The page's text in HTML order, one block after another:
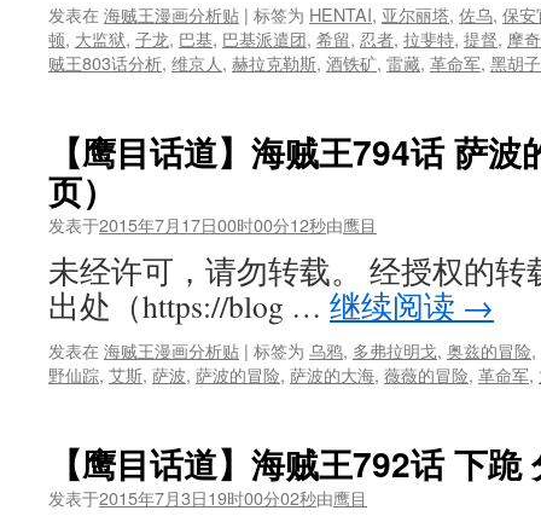
发表在 海贼王漫画分析贴 | 标签为 HENTAI, 亚尔丽塔, 佐乌, 保安
顿, 大监狱, 子龙, 巴基, 巴基派遣团, 希留, 忍者, 拉斐特, 提督, 摩奇
贼王803话分析, 维京人, 赫拉克勒斯, 酒铁矿, 雷藏, 革命军, 黑胡子
【鹰目话道】海贼王794话 萨
页）
发表于2015年7月17日00时00分12秒由鹰目
未经许可，请勿转载。 经授权的
出处（https://blog … 继续阅读 →
发表在 海贼王漫画分析贴 | 标签为 乌鸦, 多弗拉明戈, 奥兹的冒险,
野仙踪, 艾斯, 萨波, 萨波的冒险, 萨波的大海, 薇薇的冒险, 革命军,
【鹰目话道】海贼王792话 下跪
发表于2015年7月3日19时00分02秒由鹰目